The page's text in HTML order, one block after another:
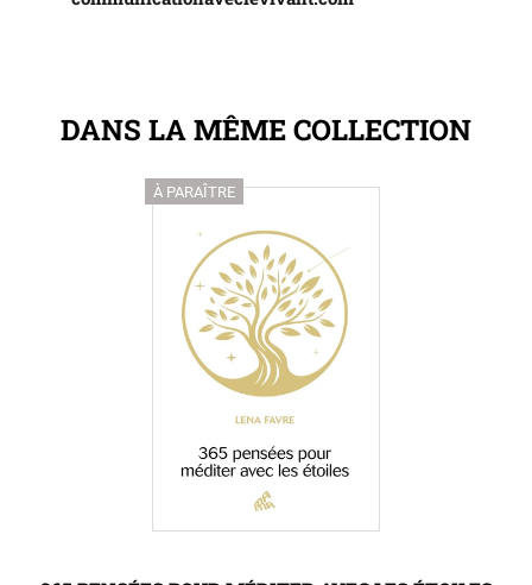
DANS LA MÊME COLLECTION
À PARAÎTRE